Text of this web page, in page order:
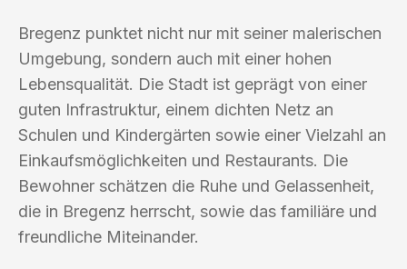
Bregenz punktet nicht nur mit seiner malerischen
Umgebung, sondern auch mit einer hohen
Lebensqualität. Die Stadt ist geprägt von einer
guten Infrastruktur, einem dichten Netz an
Schulen und Kindergärten sowie einer Vielzahl an
Einkaufsmöglichkeiten und Restaurants. Die
Bewohner schätzen die Ruhe und Gelassenheit,
die in Bregenz herrscht, sowie das familiäre und
freundliche Miteinander.